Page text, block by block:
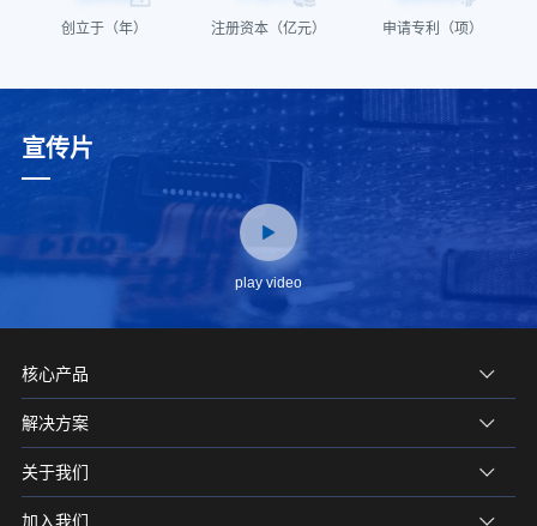
创立于（年） 注册资本（亿元） 申请专利（项）
宣传片
play video
核心产品
解决方案
关于我们
加入我们